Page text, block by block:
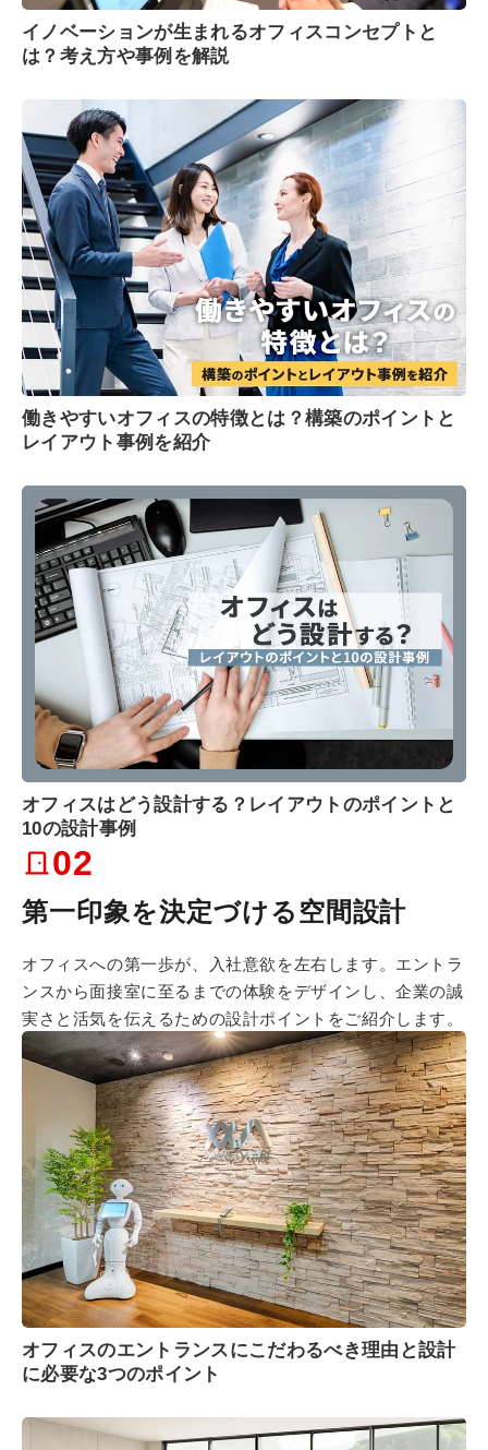
イノベーションが生まれるオフィスコンセプトと
は？考え方や事例を解説
働きやすいオフィスの特徴とは？構築のポイントと
レイアウト事例を紹介
オフィスはどう設計する？レイアウトのポイントと
10の設計事例
02
第一印象を決定づける空間設計
オフィスへの第一歩が、入社意欲を左右します。エントラ
ンスから面接室に至るまでの体験をデザインし、企業の誠
実さと活気を伝えるための設計ポイントをご紹介します。
オフィスのエントランスにこだわるべき理由と設計
に必要な3つのポイント